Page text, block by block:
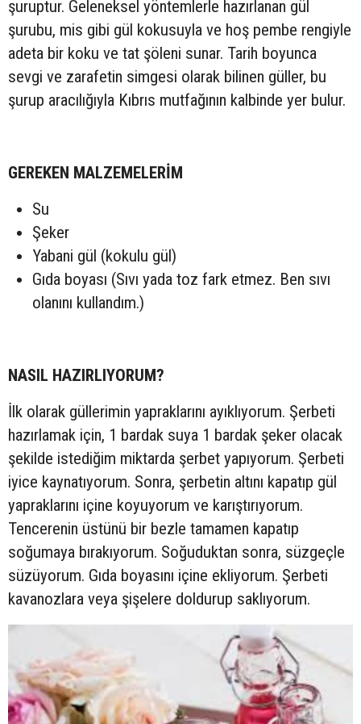
şuruptur. Geleneksel yöntemlerle hazırlanan gül
şurubu, mis gibi gül kokusuyla ve hoş pembe rengiyle
adeta bir koku ve tat şöleni sunar. Tarih boyunca
sevgi ve zarafetin simgesi olarak bilinen güller, bu
şurup aracılığıyla Kıbrıs mutfağının kalbinde yer bulur.
GEREKEN MALZEMELERİM
Su
Şeker
Yabani gül (kokulu gül)
Gıda boyası (Sıvı yada toz fark etmez. Ben sıvı
olanını kullandım.)
NASIL HAZIRLIYORUM?
İlk olarak güllerimin yapraklarını ayıklıyorum. Şerbeti
hazırlamak için, 1 bardak suya 1 bardak şeker olacak
şekilde istediğim miktarda şerbet yapıyorum. Şerbeti
iyice kaynatıyorum. Sonra, şerbetin altını kapatıp gül
yapraklarını içine koyuyorum ve karıştırıyorum.
Tencerenin üstünü bir bezle tamamen kapatıp
soğumaya bırakıyorum. Soğuduktan sonra, süzgeçle
süzüyorum. Gıda boyasını içine ekliyorum. Şerbeti
kavanozlara veya şişelere doldurup saklıyorum.